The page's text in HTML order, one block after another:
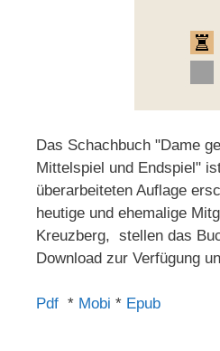
Das Schachbuch "Dame
Mittelspiel und Endspiel"
überarbeiteten Auflage
heutige und ehemalige
Kreuzberg, stellen das
Download zur Verfügung
Pdf * Mobi * Epub